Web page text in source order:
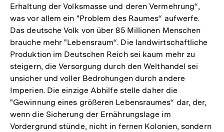
Erhaltung der Volksmasse und deren Vermehrung“,
was vor allem ein "Problem des Raumes“ aufwerfe.
Das deutsche Volk von über 85 Millionen Menschen
brauche mehr "Lebensraum“. Die landwirtschaftliche
Produktion im Deutschen Reich sei kaum mehr zu
steigern, die Versorgung durch den Welthandel sei
unsicher und voller Bedrohungen durch andere
Imperien. Die einzige Abhilfe stelle daher die
"Gewinnung eines größeren Lebensraumes“ dar, der,
wenn die Sicherung der Ernährungslage im
Vordergrund stünde, nicht in fernen Kolonien, sondern